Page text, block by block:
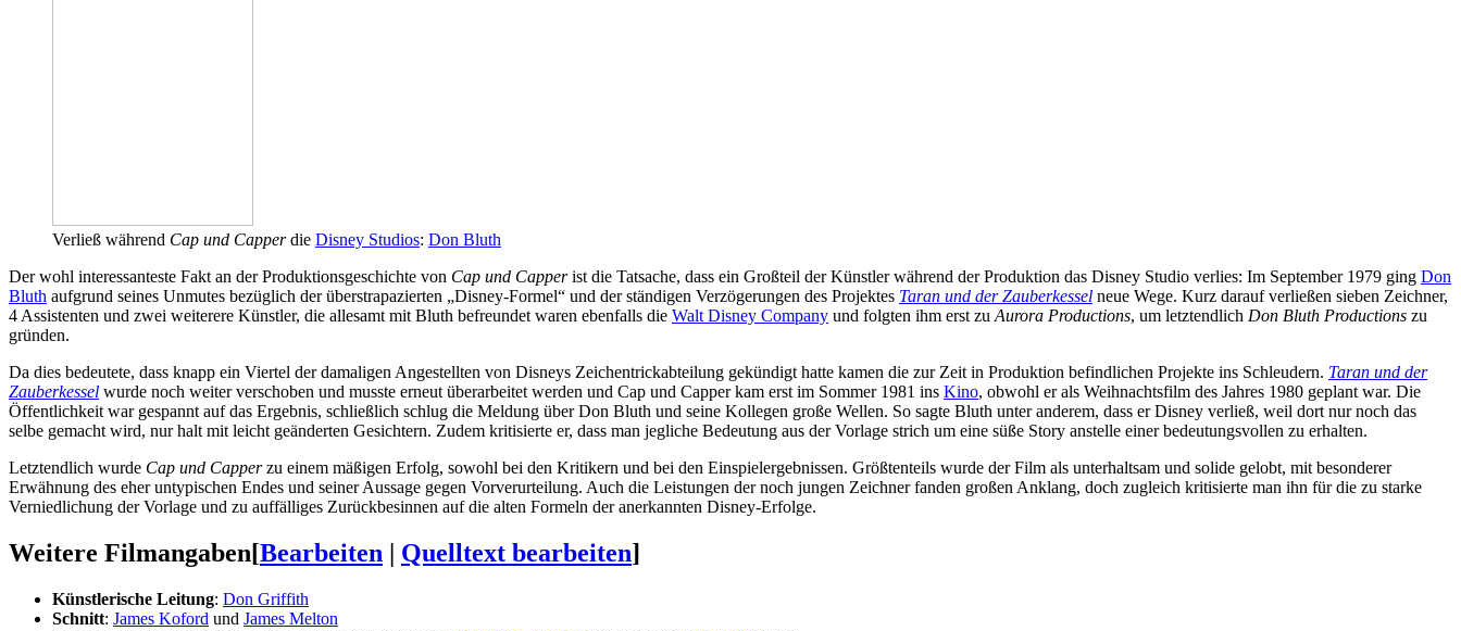
Verließ während Cap und Capperdie Disney Studios: Don Bluth
Der wohl interessanteste Fakt an der Produktionsgeschichte von Cap und Capperist die Tatsache, dass ein Großteil der Künstler während der Produktion das Disney Studio verlies: Im September 1979 ging Don
Bluth aufgrund seines Unmutes bezüglich der überstrapazierten „Disney-Formel“ und der ständigen Verzögerungen des Projektes Taran und der Zauberkessel neue Wege. Kurz darauf verließen sieben Zeichner,
4 Assistenten und zwei weiterere Künstler, die allesamt mit Bluth befreundet waren ebenfalls die Walt Disney Company und folgten ihm erst zuAurora Productions, um letztendlich Don Bluth Productions zu
gründen.
Da dies bedeutete, dass knapp ein Viertel der damaligen Angestellten von Disneys Zeichentrickabteilung gekündigt hatte kamen die zur Zeit in Produktion befindlichen Projekte ins Schleudern. Taran und der
Zauberkessel wurde noch weiter verschoben und musste erneut überarbeitet werden und Cap und Capper kam erst im Sommer 1981 ins Kino, obwohl er als Weihnachtsfilm des Jahres 1980 geplant war. Die
Öffentlichkeit war gespannt auf das Ergebnis, schließlich schlug die Meldung über Don Bluth und seine Kollegen große Wellen. So sagte Bluth unter anderem, dass er Disney verließ, weil dort nur noch das
selbe gemacht wird, nur halt mit leicht geänderten Gesichtern. Zudem kritisierte er, dass man jegliche Bedeutung aus der Vorlage strich um eine süße Story anstelle einer bedeutungsvollen zu erhalten.
Letztendlich wurde Cap und Capperzu einem mäßigen Erfolg, sowohl bei den Kritikern und bei den Einspielergebnissen. Größtenteils wurde der Film als unterhaltsam und solide gelobt, mit besonderer
Erwähnung des eher untypischen Endes und seiner Aussage gegen Vorverurteilung. Auch die Leistungen der noch jungen Zeichner fanden großen Anklang, doch zugleich kritisierte man ihn für die zu starke
Verniedlichung der Vorlage und zu auffälliges Zurückbesinnen auf die alten Formeln der anerkannten Disney-Erfolge.
Weitere Filmangaben[Bearbeiten Quelltext bearbeiten]
Künstlerische Leitung: Don Griffith
Schnitt: James Koford und James Melton